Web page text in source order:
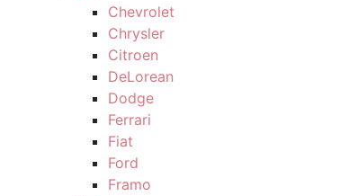
Chevrolet
Chrysler
Citroen
DeLorean
Dodge
Ferrari
Fiat
Ford
Framo